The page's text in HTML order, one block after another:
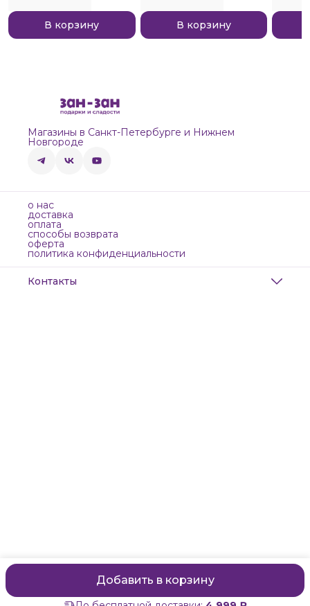
Добавить в корзину
В корзину В корзину
Магазины в Санкт-Петербурге и Нижнем
Новгороде
о нас
доставка
оплата
способы возврата
оферта
политика конфиденциальности
Контакты